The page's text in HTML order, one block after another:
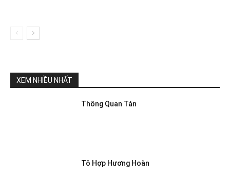
XEM NHIỀU NHẤT
Thông Quan Tán
Tô Hợp Hương Hoàn